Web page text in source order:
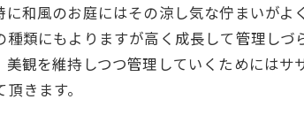
に和風のお庭にはその涼し気な佇まいが
類にもよりますが高く成長して管理し
観を維持しつつ管理していくためには
きます。